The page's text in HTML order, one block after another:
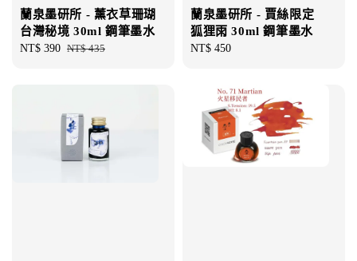
蘭泉墨研所 - 薰衣草珊瑚
台灣秘境 30ml 鋼筆墨水
Sale
NT$ 390 Regular
NT$ 435
蘭泉墨研所 - 賈絲限定
狐狸雨 30ml 鋼筆墨水
Regular
NT$ 450